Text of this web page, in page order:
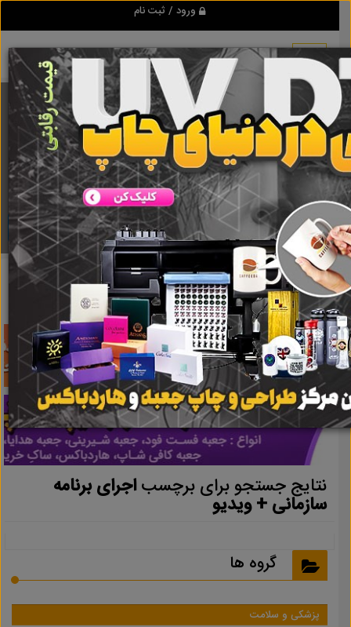
ورود / ثبت نام
برنامه اندروید تبلیغ شو
مرجع نیازمندیها و تبلیغات اینترنتی
دانلود
تبلیغ شو اجرای برنامه سازمانی + ویدیو
نتایج جستجو برای برچسب
اجرای برنامه سازمانی + ویدیو
نتایج جستجو برای برچسباجرای برنامه
سازمانی + ویدیو
گروه ها
پزشکی و سلامت